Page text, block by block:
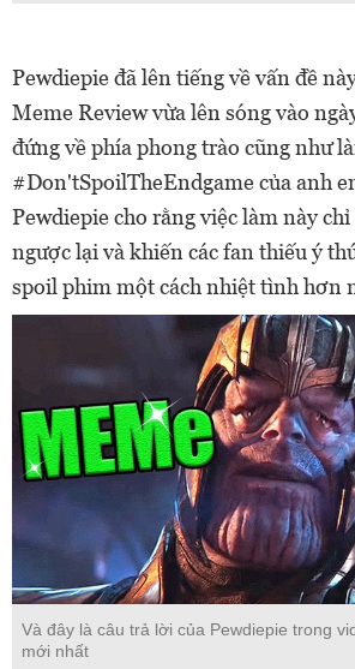
Pewdiepie đã lên tiếng về vấn đề
Meme Review vừa lên sóng vào
đứng về phía phong trào cũng như
#Don'tSpoilTheEndgame của anh
Pewdiepie cho rằng việc làm này
ngược lại và khiến các fan thiếu ý
spoil phim một cách nhiệt tình hơn
Và đây là câu trả lời của Pewdiepie trong
mới nhất